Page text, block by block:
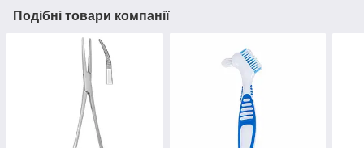
Подібні товари компанії